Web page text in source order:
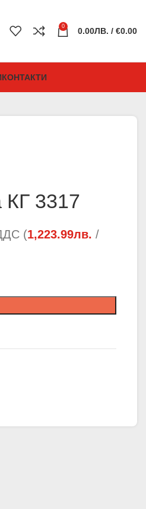
0 0.00ЛВ. / €0.00
КОНТАКТИ
КГ 3317
(1,223.99лв. /